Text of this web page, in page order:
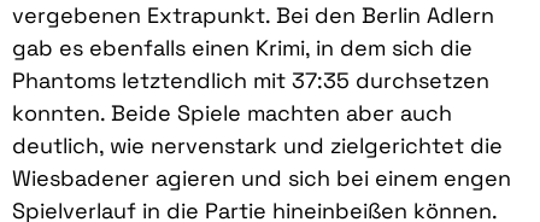
vergebenen Extrapunkt. Bei den Berlin Adlern
gab es ebenfalls einen Krimi, in dem sich die
Phantoms letztendlich mit 37:35 durchsetzen
konnten. Beide Spiele machten aber auch
deutlich, wie nervenstark und zielgerichtet die
Wiesbadener agieren und sich bei einem engen
Spielverlauf in die Partie hineinbeißen können.